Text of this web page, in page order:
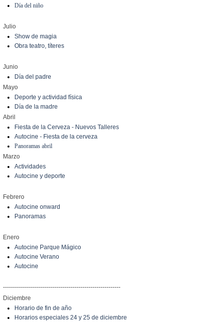
Día del niño
Julio
Show de magia
Obra teatro, títeres
Junio
Día del padre
Mayo
Deporte y actividad física
Día de la madre
Abril
Fiesta de la Cerveza - Nuevos Talleres
Autocine - Fiesta de la cerveza
Panoramas abril
Marzo
Actividades
Autocine y deporte
Febrero
Autocine onward
Panoramas
Enero
Autocine Parque Mágico
Autocine Verano
Autocine
-----------------------------------------------------------
Diciembre
Horario de fin de año
Horarios especiales 24 y 25 de diciembre